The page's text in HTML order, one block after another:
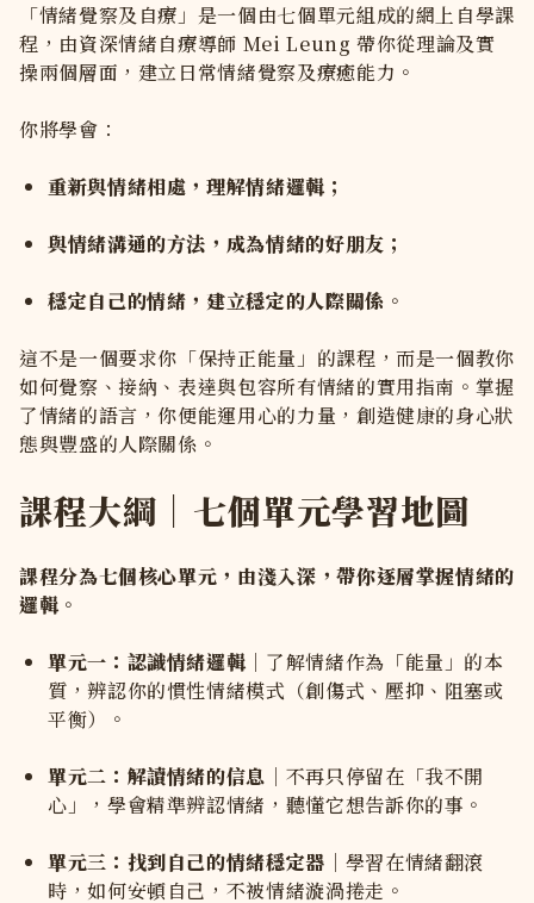
「情緒覺察及自療」是一個由七個單元組成的網上自學課
程，由資深情緒自療導師 Mei Leung 帶你從理論及實
操兩個層面，建立日常情緒覺察及療癒能力。
你將學會：
重新與情緒相處，理解情緒邏輯；
與情緒溝通的方法，成為情緒的好朋友；
穩定自己的情緒，建立穩定的人際關係。
這不是一個要求你「保持正能量」的課程，而是一個教你
如何覺察、接納、表達與包容所有情緒的實用指南。掌握
了情緒的語言，你便能運用心的力量，創造健康的身心狀
態與豐盛的人際關係。
課程大綱｜七個單元學習地圖
課程分為七個核心單元，由淺入深，帶你逐層掌握情緒的
邏輯。
單元一：認識情緒邏輯｜了解情緒作為「能量」的本
質，辨認你的慣性情緒模式（創傷式、壓抑、阻塞或
平衡）。
單元二：解讀情緒的信息 ｜不再只停留在「我不開
心」，學會精準辨認情緒，聽懂它想告訴你的事。
單元三：找到自己的情緒穩定器 ｜學習在情緒翻滾
時，如何安頓自己，不被情緒漩渦捲走。